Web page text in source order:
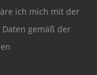
ich mich mit der
gemäß der